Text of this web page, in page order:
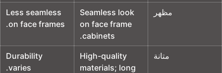
مظهر
Seamless look
on face frame
cabinets
.
Less seamless
on face frames
.
متانة
High-quality
materials; long
Durability
varies
.